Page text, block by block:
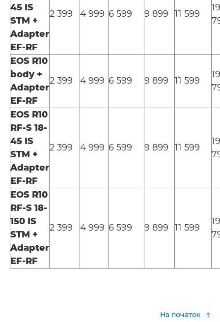
45 IS
STM +
Adapter
EF-RF
2 399 4 999 6 599 9 899 11 599
19
EOS R10
body +
Adapter
EF-RF
2 399 4 999 6 599 9 899 11 599
19
EOS R10
RF-S 18-
45 IS
STM +
Adapter
EF-RF
2 399 4 999 6 599 9 899 11 599
19
EOS R10
RF-S 18-
150 IS
STM +
Adapter
EF-RF
2 399 4 999 6 599 9 899 11 599
19
На початок